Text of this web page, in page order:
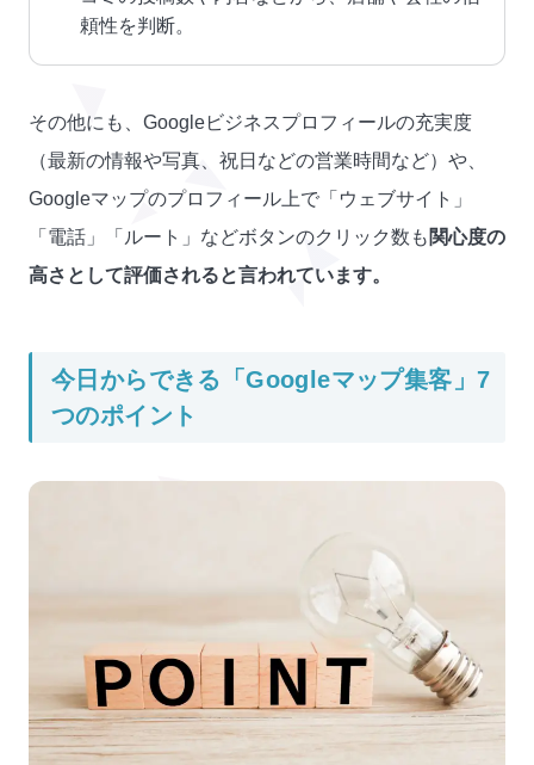
頼性を判断。
その他にも、Googleビジネスプロフィールの充実度
（最新の情報や写真、祝日などの営業時間など）や、
Googleマップのプロフィール上で「ウェブサイト」
「電話」「ルート」などボタンのクリック数も 関心度の
高さとして評価されると言われています。
今日からできる「Googleマップ集客」7
つのポイント